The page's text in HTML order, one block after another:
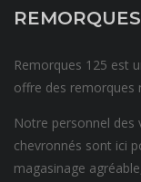
Remorques 125 est
offre des remorques
Notre personnel des
chevronnés sont ici
magasinage